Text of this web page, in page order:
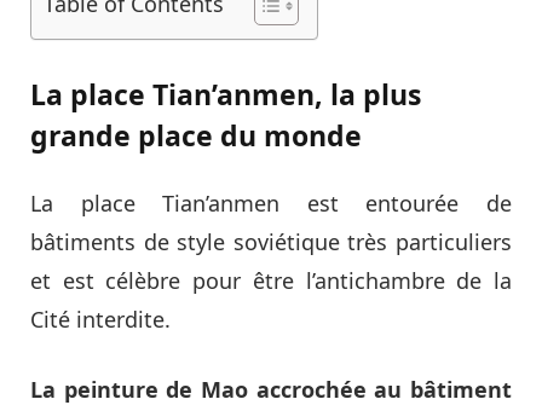
La place Tian’anmen, la plus
grande place du monde
La place Tian’anmen est entourée de
bâtiments de style soviétique très particuliers
et est célèbre pour être l’antichambre de la
Cité interdite.
La peinture de Mao accrochée au bâtiment